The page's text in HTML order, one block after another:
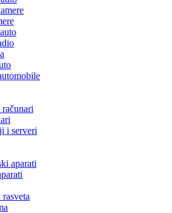
i serveri
aparati